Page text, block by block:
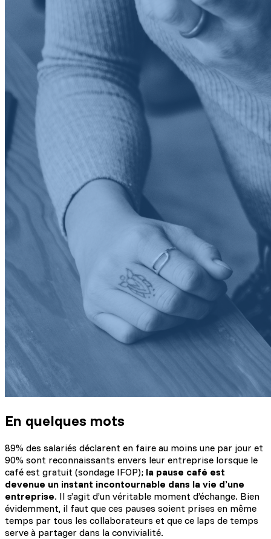
En quelques mots
89% des salariés déclarent en faire au moins une par jour et
90% sont reconnaissants envers leur entreprise lorsque le
café est gratuit (sondage IFOP); la pause café est
devenue un instant incontournable dans la vie d’une
entreprise. Il s’agit d’un véritable moment d’échange. Bien
évidemment, il faut que ces pauses soient prises en même
temps par tous les collaborateurs et que ce laps de temps
serve à partager dans la convivialité.